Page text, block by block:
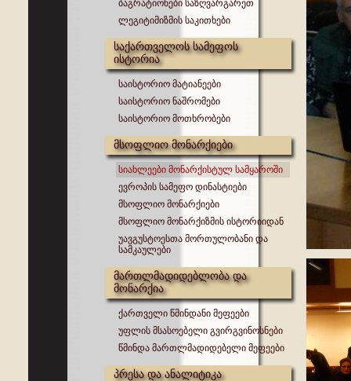
ბაგრატიონები საზღვარგარეთ
ლეგიტიმიზმის საკითხები
საქართველოს სამეფოს
ისტორია
საისტორიო მატიანეები
საისტორიო ნაშრომები
საისტორიო მოთხრობები
მსოფლიო მონარქიები
სიახლეები მონარქისტულ სამყაროში
ევროპის სამეფო დინასტიები
მსოფლიო მონარქიები
მსოფლიო მონარქიზმის ისტორიიდან
უავგუსტოესთა მორთულობანი და
სამკაულები
მართლმადიდებლობა და
მონარქია
ქართველი წმინდანი მეფეები
უფლის მსასოებელი გვირგვინოსნები
წმინდა მართლმადიდებელი მეფეები
პრესა და ანალიტიკა